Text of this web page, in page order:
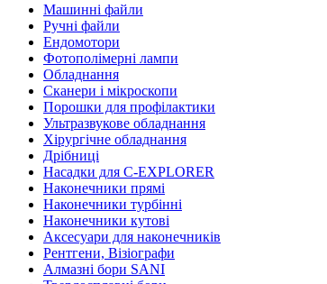
Машинні файли
Ручні файли
Ендомотори
Фотополімерні лампи
Обладнання
Сканери і мікроскопи
Порошки для профілактики
Ультразвукове обладнання
Хірургічне обладнання
Дрібниці
Насадки для C-EXPLORER
Наконечники прямі
Наконечники турбінні
Наконечники кутові
Аксесуари для наконечників
Рентгени, Візіографи
Алмазні бори SANI